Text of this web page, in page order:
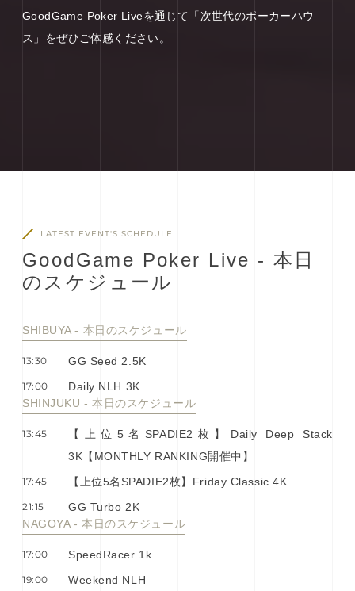
GoodGame Poker Liveを通じて「次世代のポーカーハウ
ス」をぜひご体感ください。
LATEST EVENT'S SCHEDULE
GoodGame Poker Live - 本 ⽇
の ス ケ ジ ュ ー ル
SHIBUYA - 本⽇のスケジュール
13:30 GG Seed 2.5K
17:00
Daily NLH 3K
SHINJUKU - 本⽇のスケジュール
13:45
【上位5名SPADIE2枚】Daily Deep Stack
3K【MONTHLY RANKING開催中】
17:45 【上位5名SPADIE2枚】Friday Classic 4K
21:15
GG Turbo 2K
NAGOYA - 本⽇のスケジュール
17:00 SpeedRacer 1k
19:00 Weekend NLH